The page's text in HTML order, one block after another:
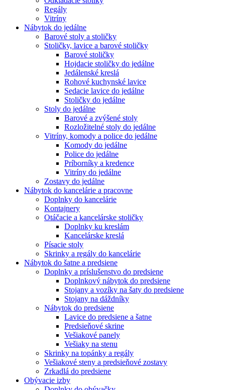
Regály
Vitríny
Nábytok do jedálne
Barové stoly a stoličky
Stoličky, lavice a barové stoličky
Barové stoličky
Hojdacie stoličky do jedálne
Jedálenské kreslá
Rohové kuchynské lavice
Sedacie lavice do jedálne
Stoličky do jedálne
Stoly do jedálne
Barové a zvýšené stoly
Rozložitelné stoly do jedálne
Vitríny, komody a police do jedálne
Komody do jedálne
Police do jedálne
Príborníky a kredence
Vitríny do jedálne
Zostavy do jedálne
Nábytok do kancelárie a pracovne
Doplnky do kancelárie
Kontajnery
Otáčacie a kancelárske stoličky
Doplnky ku kreslám
Kancelárske kreslá
Písacie stoly
Skrinky a regály do kancelárie
Nábytok do šatne a predsiene
Doplnky a príslušenstvo do predsiene
Doplnkový nábytok do predsiene
Stojany a vozíky na šaty do predsiene
Stojany na dáždníky
Nábytok do predsiene
Lavice do predsiene a šatne
Predsieňové skrine
Vešiakové panely
Vešiaky na stenu
Skrinky na topánky a regály
Vešiakové steny a predsieňové zostavy
Zrkadlá do predsiene
Obývacie izby